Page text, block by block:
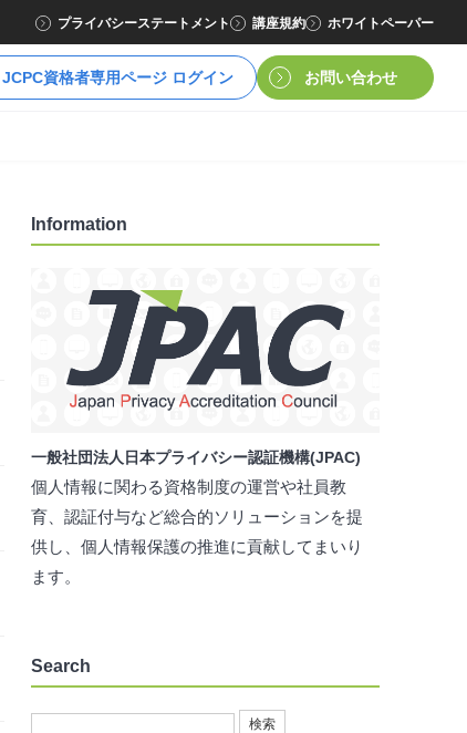
プライバシーステートメント 講座規約 ホワイトペーパー
JCPC資格者専用ページ ログイン お問い合わせ
Information
一般社団法人日本プライバシー認証機構(JPAC)
個人情報に関わる資格制度の運営や社員教
育、認証付与など総合的ソリューションを提
供し、個人情報保護の推進に貢献してまいり
ます。
Search